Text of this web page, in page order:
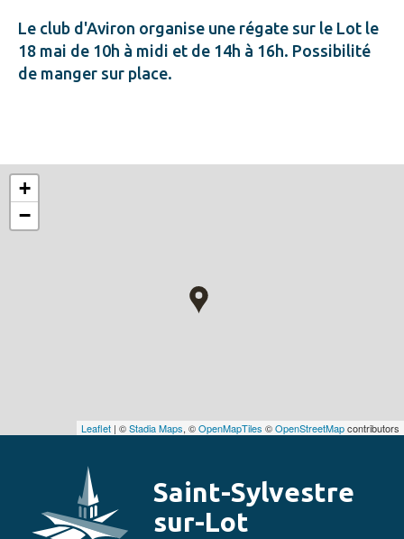
Le club d'Aviron organise une régate sur le Lot le
18 mai de 10h à midi et de 14h à 16h. Possibilité
de manger sur place.
Saint-Sylvestre
sur-Lot
+
−
Leaflet | ©Stadia Maps, ©OpenMapTiles ©OpenStreetMapcontributors